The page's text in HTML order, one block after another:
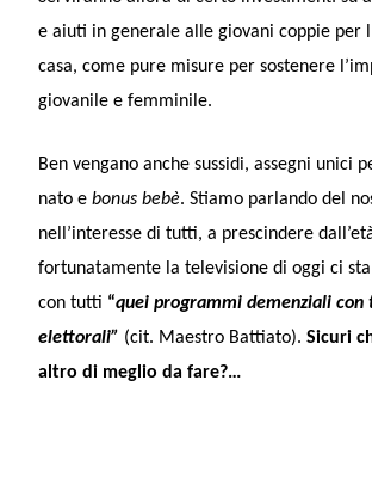
e aiuti in generale alle giovani coppie per
casa, come pure misure per sostenere
giovanile e femminile.
Ben vengano anche sussidi, assegni unici
nato ebonus bebè. Stiamo parlando del
nell’interesse di tutti, a prescindere
fortunatamente la televisione di oggi ci
con tutti “quei programmi demenziali con
elettorali” (cit. Maestro Battiato).Sicuri
altro di meglio da fare?…